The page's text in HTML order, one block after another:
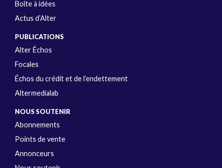
Boîte à idées
Actus d’Alter
PUBLICATIONS
Alter Échos
Focales
Échos du crédit et de l’endettement
Altermedialab
NOUS SOUTENIR
Abonnements
Points de vente
Annonceurs